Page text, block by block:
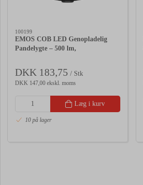
100199
EMOS COB LED Genopladelig
Pandelygte – 500 lm,
DKK 183,75 / Stk
DKK 147,00 ekskl. moms
Læg i kurv
10 på lager